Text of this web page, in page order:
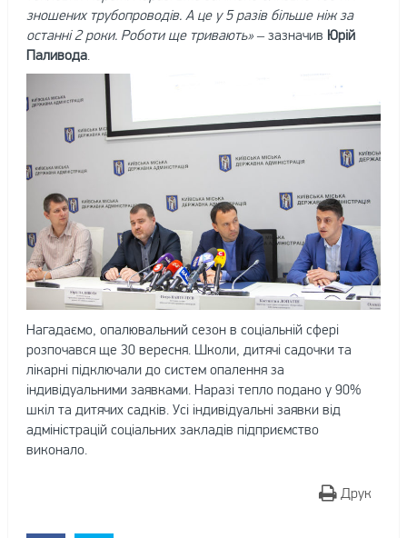
зношених трубопроводів. А це у 5 разів більше ніж за
останні 2 роки. Роботи ще тривають»– зазначив Юрій
Паливода.
Нагадаємо, опалювальний сезон в соціальній сфері
розпочався ще 30 вересня. Школи, дитячі садочки та
лікарні підключали до систем опалення за
індивідуальними заявками. Наразі тепло подано у 90%
шкіл та дитячих садків. Усі індивідуальні заявки від
адміністрацій соціальних закладів підприємство
виконало.
Друк